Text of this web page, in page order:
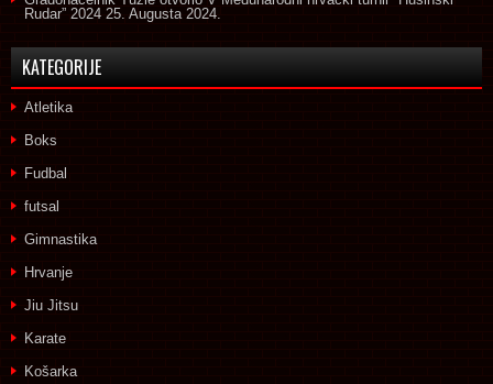
Rudar” 2024 25. Augusta 2024.
KATEGORIJE
Atletika
Boks
Fudbal
futsal
Gimnastika
Hrvanje
Jiu Jitsu
Karate
Košarka